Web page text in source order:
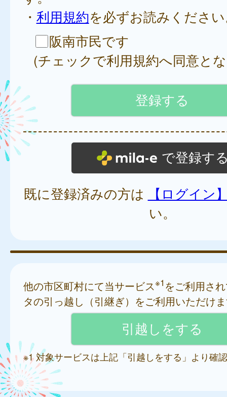
・ 利用規約を必ずお読みくださ
阪南市民です
(チェックで利用規約へ同意と
で登録す
既に登録済みの方は
【ログイン
い。
他の市区町村にて当サービス※1 をご利用さ
タの引っ越し（引継ぎ）をご利用いただけ
※1 対象サービスは上記「引越しをする」より確